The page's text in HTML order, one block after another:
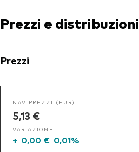
Prezzi e distribuzioni
Prezzi
NAV PREZZI (EUR)
5,13 €
VARIAZIONE
+ 0,00 € 0,01%